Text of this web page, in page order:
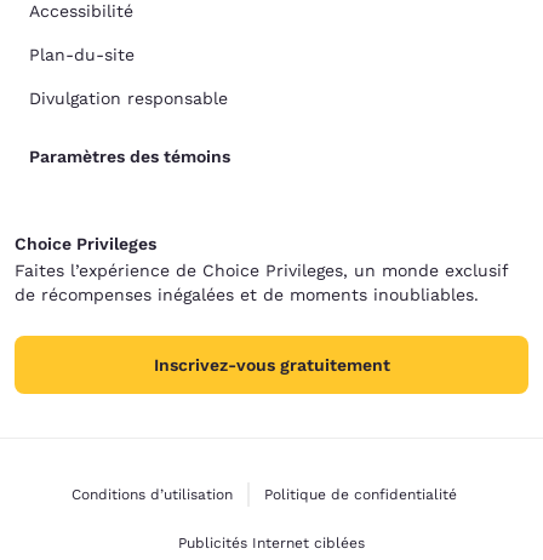
Accessibilité
Plan-du-site
Divulgation responsable
Paramètres des témoins
Choice Privileges
Faites l’expérience de Choice Privileges, un monde exclusif
de récompenses inégalées et de moments inoubliables.
Inscrivez-vous gratuitement
Conditions d’utilisation Politique de confidentialité
Publicités Internet ciblées